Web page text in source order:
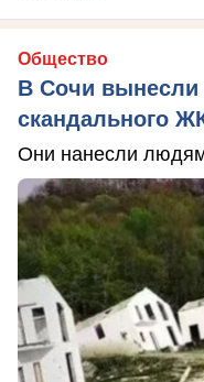
Общество
В Сочи вынесли
скандального
Они нанесли